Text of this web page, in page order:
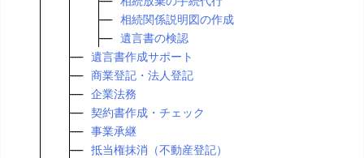
相続関係説明図の作成
遺言書の検認
遺言書作成サポート
商業登記・法人登記
企業法務
契約書作成・チェック
事業承継
抵当権抹消（不動産登記）